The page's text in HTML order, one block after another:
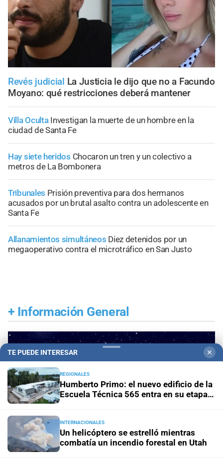
Revés judicial La Justicia le dijo que no a Facundo
Moyano: qué restricciones deberá mantener
Villa Oculta Investigan la muerte de un hombre en la
ciudad de Santa Fe
Hay siete heridos Chocaron un tren y un colectivo a
metros de La Bombonera
Tribunales Prisión preventiva para dos hermanos
acusados por un brutal asalto contra un adolescente en
Santa Fe
Allanamientos simultáneos Diez detenidos por un
megaoperativo contra el microtráfico en San Justo
+ Información General
TE PUEDE INTERESAR ✕
REGIONALES
Humberto Primo: el nuevo edificio de la
Escuela Técnica 565 entra en su etapa
INTERNACIONALES
Un helicóptero se estrelló mientras
combatía un incendio forestal en Utah